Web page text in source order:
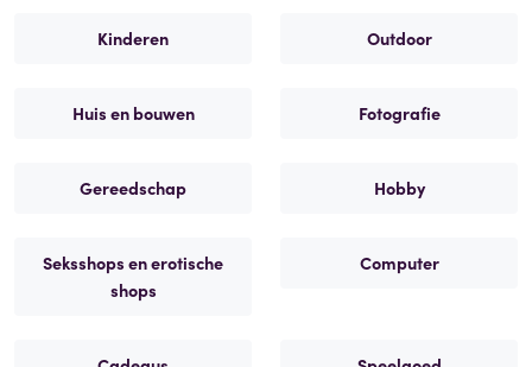
Kinderen Outdoor
Huis en bouwen Fotografie
Gereedschap Hobby
Seksshops en erotische
shops
Computer